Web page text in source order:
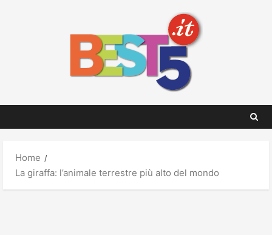
Home
La giraffa: l’animale terrestre più alto del mondo